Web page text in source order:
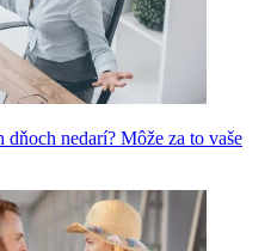
dňoch nedarí? Môže za to vaše